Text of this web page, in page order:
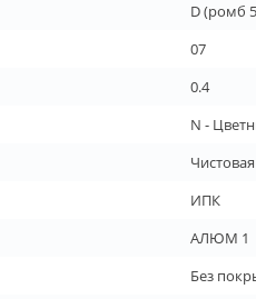
D (ромб
07
0.4
N -
Чистовая
ИПК
АЛЮМ 1
Без